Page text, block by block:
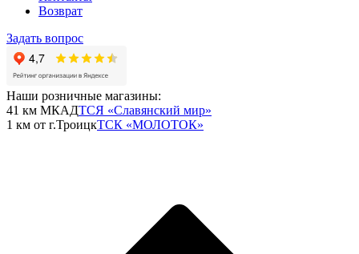
Возврат
Задать вопрос
Наши розничные магазины:
41 км МКАДТСЯ «Славянский мир»
1 км от г.ТроицкТСК «МОЛОТОК»